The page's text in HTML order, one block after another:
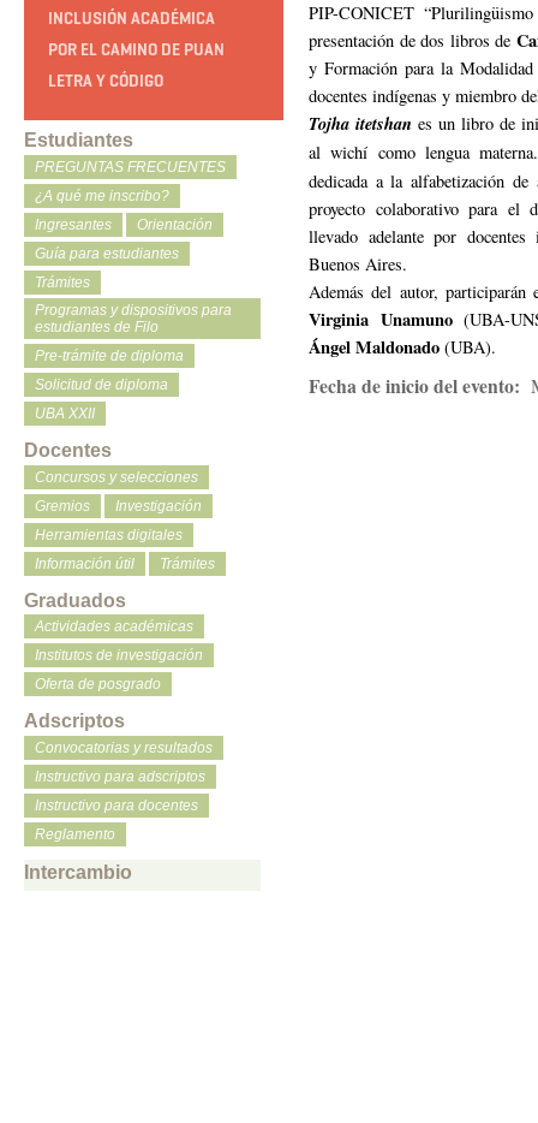
INCLUSIÓN ACADÉMICA
POR EL CAMINO DE PUAN
LETRA Y CÓDIGO
Estudiantes
PREGUNTAS FRECUENTES
¿A qué me inscribo?
Ingresantes
Orientación
Guía para estudiantes
Trámites
Programas y dispositivos para
estudiantes de Filo
Pre-trámite de diploma
Solicitud de diploma
UBA XXII
Docentes
Concursos y selecciones
Gremios
Investigación
Herramientas digitales
Información útil
Trámites
Graduados
Actividades académicas
Institutos de investigación
Oferta de posgrado
Adscriptos
Convocatorias y resultados
Instructivo para adscriptos
Instructivo para docentes
Reglamento
Intercambio
PIP-CONICET
presentación de dos libros de
y Formación para la
docentes indígenas y miembro
Tojha itetshan es un libro de
al wichí como lengua
dedicada a la alfabetización
proyecto colaborativo para el
llevado adelante por
Buenos Aires.
Además del autor,
Virginia Unamuno(UBA-
Ángel Maldonado (UBA).
Fecha de inicio del evento: